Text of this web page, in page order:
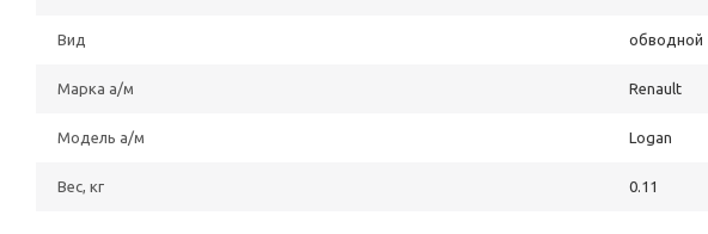
Вид обводной
Марка а/м Renault
Модель а/м Logan
Вес, кг 0.11